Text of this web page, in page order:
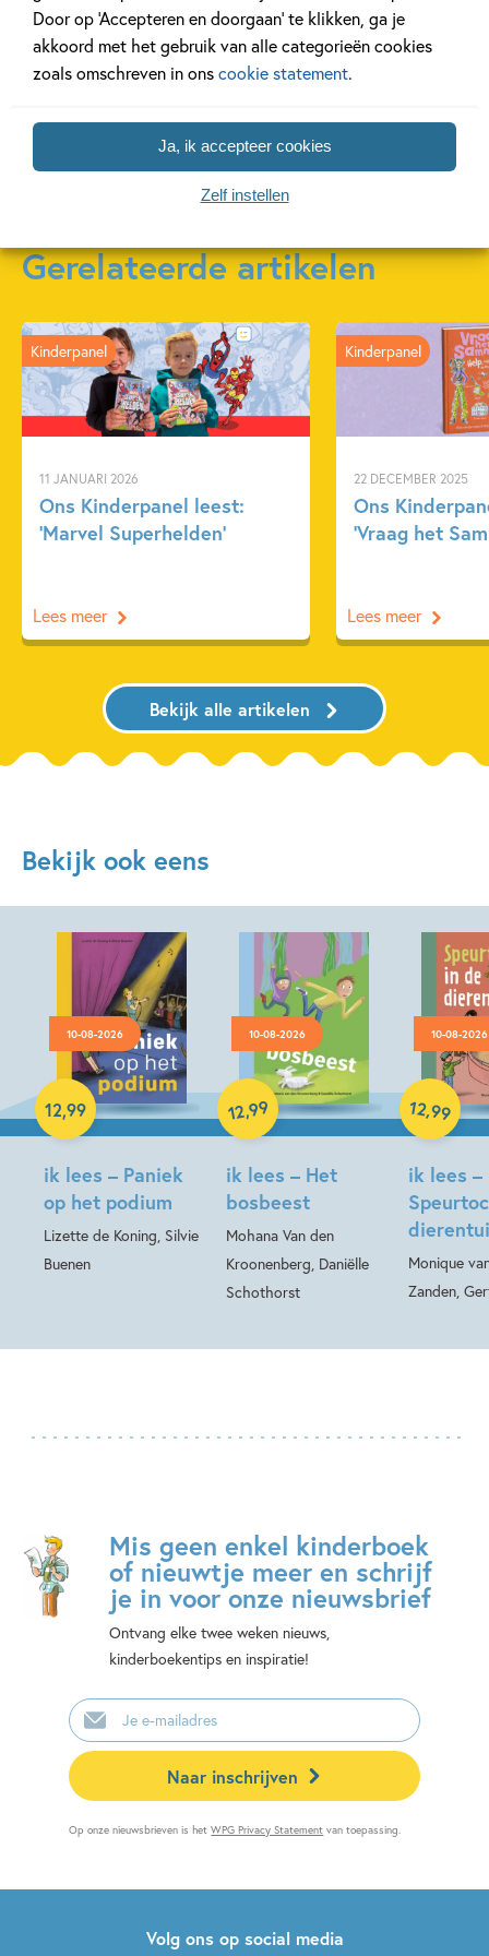
Door op ‘Accepteren en doorgaan’ te klikken, ga je
akkoord met het gebruik van alle categorieën cookies
zoals omschreven in onscookie statement.
Ja, ik accepteer cookies
Zelf instellen
Buenen
Kroonenberg, Daniëlle
Schothorst
Zanden,
Gerelateerde artikelen
11 JANUARI 2026
Ons Kinderpanel leest:
‘Marvel Superhelden’
Kinderpanel
Lees meer
22 DECEMBER 2025
Ons
‘Vraag het
Kinderpanel
Lees meer
Bekijk alle artikelen
Bekijk ook eens
10-08-2026
ik lees – Paniek
op het podium
Lizette de Koning, Silvie
Buenen
12,99
Hardcover
10-08-2026
ik lees – Het
bosbeest
Mohana Van den
Kroonenberg, Daniëlle
Schothorst
12,99
Hardcover
10-08-2026
ik lees –
Monique
Zanden,
12,99
Hardcover
Mis geen enkel kinderboek
of nieuwtje meer en schrijf
je in voor onze nieuwsbrief
Ontvang elke twee weken nieuws,
kinderboekentips en inspiratie!
E-
mailadres
Naar inschrijven
Op onze nieuwsbrieven is hetWPG Privacy Statement van toepassing.
Volg ons op social media